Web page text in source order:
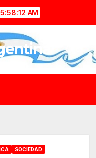
5:58:14 AM
SOCIEDAD